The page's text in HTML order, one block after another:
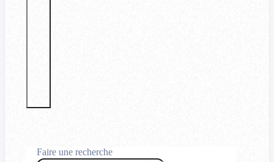
Faire une recherche